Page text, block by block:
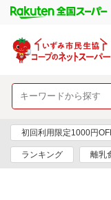
初回利用限定1000円
ランキング 離乳